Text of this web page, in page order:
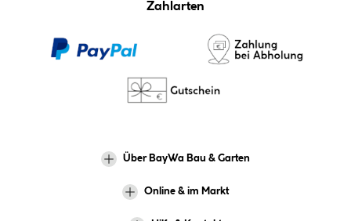
Zahlarten
Über BayWa Bau & Garten
Online & im Markt